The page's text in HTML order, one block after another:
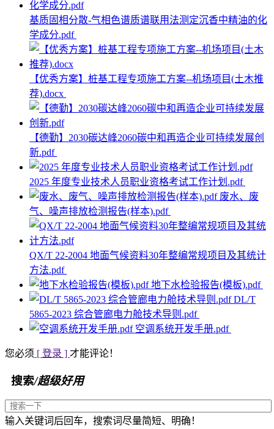
基质固相分散-气相色谱质谱联用法测定沉香中精油的化
学成分.pdf
【优秀方案】桩基工程专项施工方案--机场项目(土木推
荐).docx
【德勤】2030碳达峰2060碳中和再造企业可持续发展创
新.pdf
2025 年度专业技术人员职业资格考试工作计划.pdf
废水、废
气、噪声排放检测报告(样本).pdf
QX/T 22-2004 地面气候资料30年整编常规项目及其统计
方法.pdf
地下水检验报告(模板).pdf
DL/T
5865-2023 综合管廊电力舱技术导则.pdf
空调系统开发手册.pdf
您必须 [ 登录 ] 才能评论！
搜索/超级好用
输入关键词后回车，搜索词尽量简短、明确！